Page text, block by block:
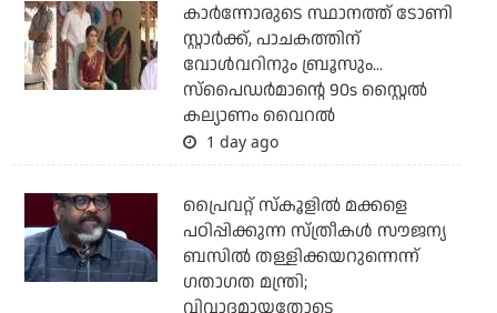
കാര്‍ന്നോരുടെ സ്ഥാനത്ത് ടോണി
സ്റ്റാര്‍ക്ക്, പാചകത്തിന്
വോള്‍വറിനും ബ്രൂസും...
സ്‌പൈഡര്‍മാന്റെ 90s സ്റ്റൈല്‍
കല്യാണം വൈറല്‍
1 day ago
പ്രൈവറ്റ് സ്‌കൂളില്‍ മക്കളെ
പഠിപ്പിക്കുന്ന സ്ത്രീകള്‍ സൗജന്യ
ബസില്‍ തള്ളിക്കയറുന്നെന്ന്
ഗതാഗത മന്ത്രി;